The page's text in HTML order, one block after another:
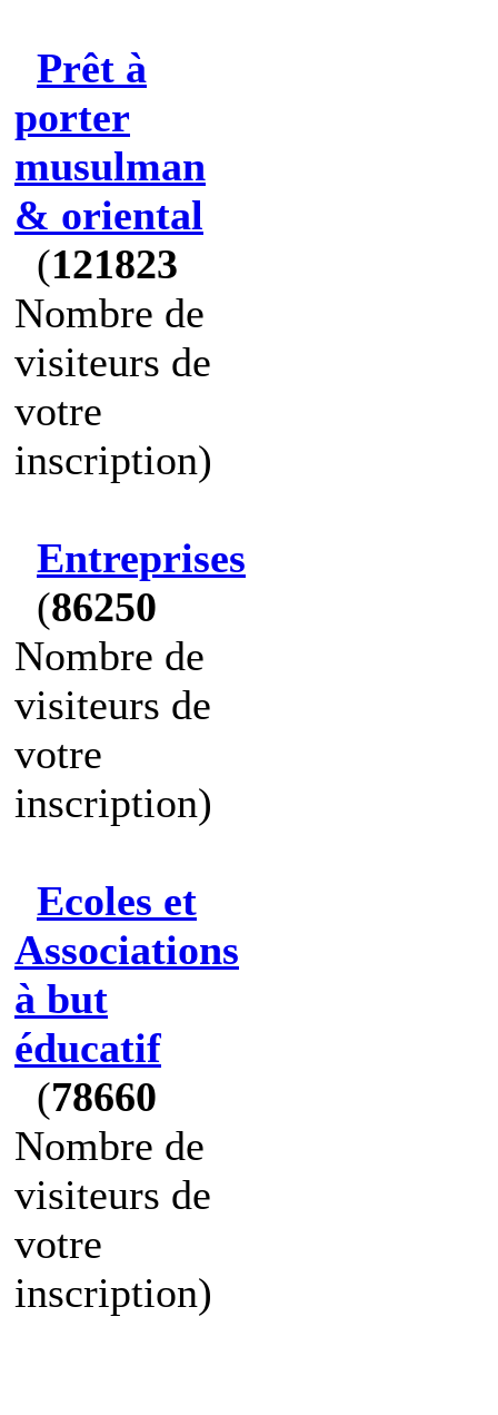
Prêt à
porter
musulman
& oriental
(121823
Nombre de
visiteurs de
votre
inscription)
Entreprises
(86250
Nombre de
visiteurs de
votre
inscription)
Ecoles et
Associations
à but
éducatif
(78660
Nombre de
visiteurs de
votre
inscription)